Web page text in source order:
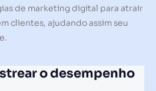
de marketing digital para atrair
clientes, ajudando assim seu
o desempenho